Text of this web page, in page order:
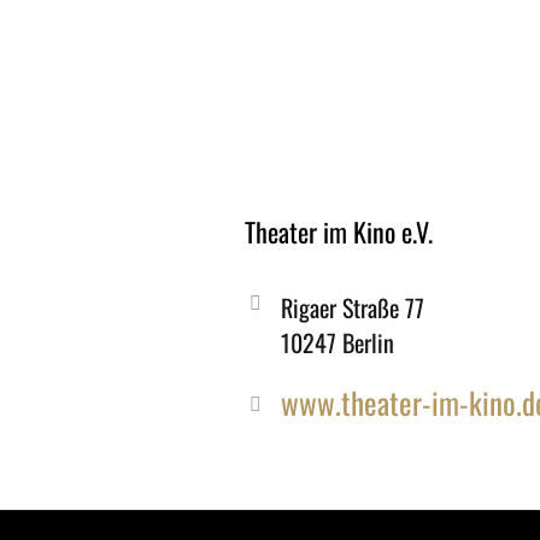
Theater im Kino e.V.
Rigaer Straße 77
10247 Berlin
www.theater-im-